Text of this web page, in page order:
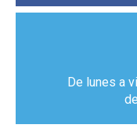
De lunes a